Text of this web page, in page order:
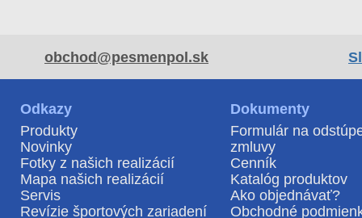
obchod@pesmenpol.sk
Odkazy
Produkty
Novinky
Fotky z našich realizácií
Mapa našich realizácií
Servis
Revízie športových zariadení
Dokumenty
Formulár na
zmluvy
Cenník
Katalóg produktov
Ako objednávať?
Obchodné